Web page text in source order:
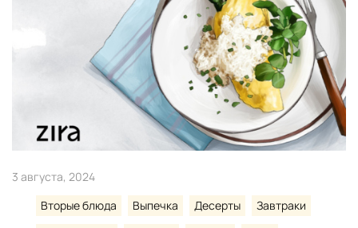
3 августа, 2024
Вторые блюда
Выпечка Десерты
Завтраки